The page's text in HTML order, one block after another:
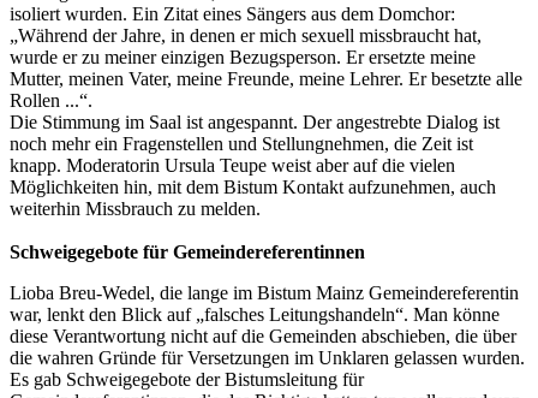
isoliert wurden. Ein Zitat eines Sängers aus dem Domchor:
„Während der Jahre, in denen er mich sexuell missbraucht hat,
wurde er zu meiner einzigen Bezugsperson. Er ersetzte meine
Mutter, meinen Vater, meine Freunde, meine Lehrer. Er besetzte alle
Rollen ...“.
Die Stimmung im Saal ist angespannt. Der angestrebte Dialog ist
noch mehr ein Fragenstellen und Stellungnehmen, die Zeit ist
knapp. Moderatorin Ursula Teupe weist aber auf die vielen
Möglichkeiten hin, mit dem Bistum Kontakt aufzunehmen, auch
weiterhin Missbrauch zu melden.
Schweigegebote für Gemeindereferentinnen
Lioba Breu-Wedel, die lange im Bistum Mainz Gemeindereferentin
war, lenkt den Blick auf „falsches Leitungshandeln“. Man könne
diese Verantwortung nicht auf die Gemeinden abschieben, die über
die wahren Gründe für Versetzungen im Unklaren gelassen wurden.
Es gab Schweigegebote der Bistumsleitung für